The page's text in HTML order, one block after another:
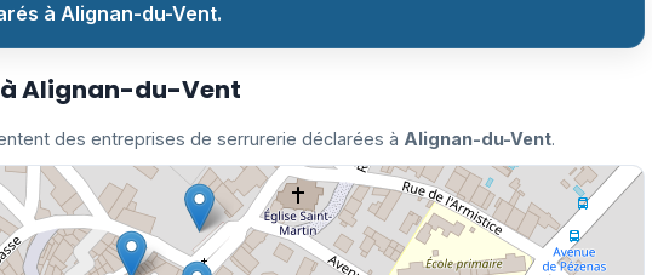
à Alignan-du-Vent.
Alignan-du-Vent
des entreprises de serrurerie déclarées à Alignan-du-Vent.